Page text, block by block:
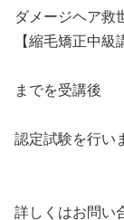
ダメージヘア救
【縮毛矯正中級
までを受講後
認定試験を行い
詳しくはお問い